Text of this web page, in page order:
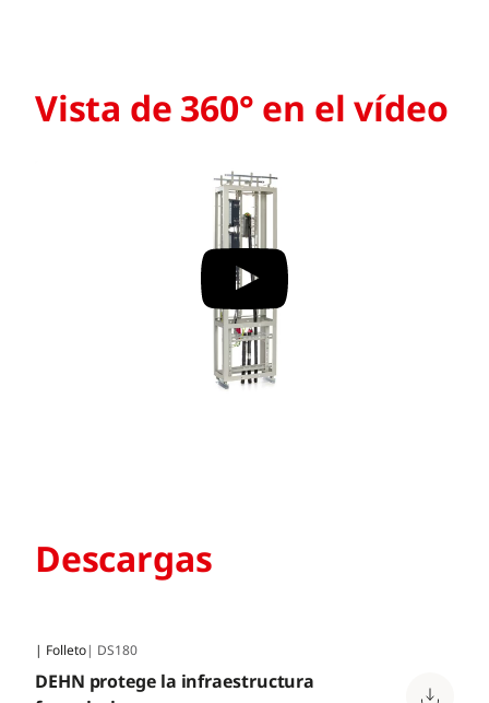
Vista de 360° en el vídeo
Descargas
| Folleto| DS180
DEHN protege la infraestructura